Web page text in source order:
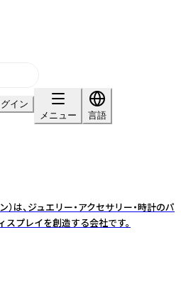
イン
メニュー
言語
は、ジュエリー・アクセサリー・時計のパ
プレイを創造する会社です。